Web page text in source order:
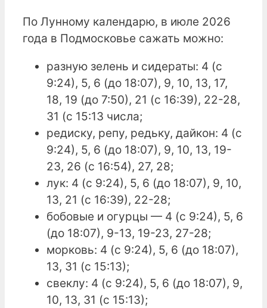
По Лунному календарю, в июле 2026
года в Подмосковье сажать можно:
разную зелень и сидераты: 4 (с
9:24), 5, 6 (до 18:07), 9, 10, 13, 17,
18, 19 (до 7:50), 21 (с 16:39), 22-28,
31 (с 15:13 числа;
редиску, репу, редьку, дайкон: 4 (с
9:24), 5, 6 (до 18:07), 9, 10, 13, 19-
23, 26 (с 16:54), 27, 28;
лук: 4 (с 9:24), 5, 6 (до 18:07), 9, 10,
13, 21 (с 16:39), 22-28;
бобовые и огурцы — 4 (с 9:24), 5, 6
(до 18:07), 9-13, 19-23, 27-28;
морковь: 4 (с 9:24), 5, 6 (до 18:07),
13, 31 (с 15:13);
свеклу: 4 (с 9:24), 5, 6 (до 18:07), 9,
10, 13, 31 (с 15:13);